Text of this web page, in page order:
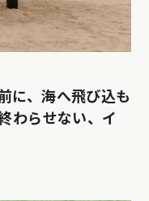
に、海へ飛び込も
わらせない、イ